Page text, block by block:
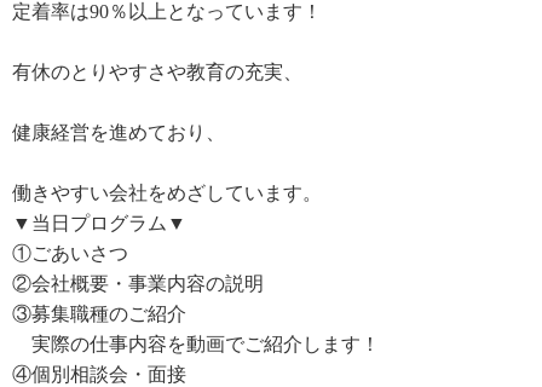
定着率は90％以上となっています！
有休のとりやすさや教育の充実、
健康経営を進めており、
働きやすい会社をめざしています。
▼当日プログラム▼
①ごあいさつ
②会社概要・事業内容の説明
③募集職種のご紹介
実際の仕事内容を動画でご紹介します！
④個別相談会・面接